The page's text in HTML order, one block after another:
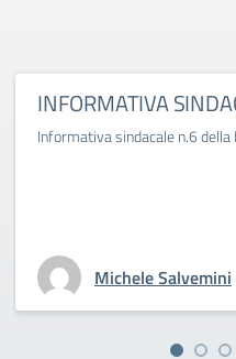
INFORMATIVA
Informativa sindacale n.6 della
Michele Salvemini